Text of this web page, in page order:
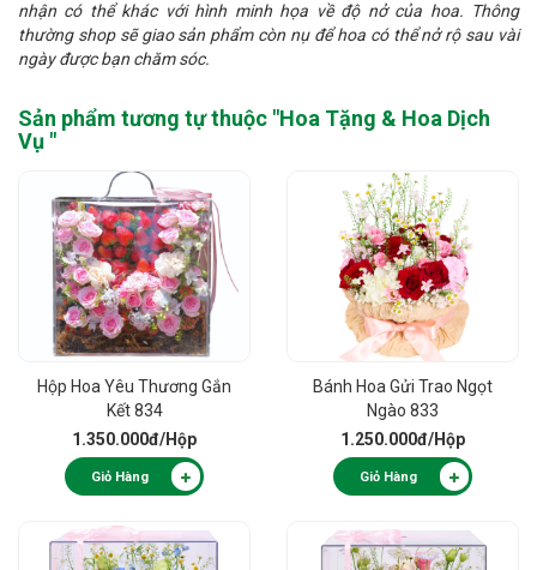
nhận có thể khác với hình minh họa về độ nở của hoa. Thông
thường shop sẽ giao sản phẩm còn nụ để hoa có thể nở rộ sau vài
ngày được bạn chăm sóc.
Sản phẩm tương tự thuộc "Hoa Tặng & Hoa Dịch
Vụ "
Hộp Hoa Yêu Thương Gắn
Kết 834
1.350.000đ/Hộp
Giỏ Hàng
Bánh Hoa Gửi Trao Ngọt
Ngào 833
1.250.000đ/Hộp
Giỏ Hàng